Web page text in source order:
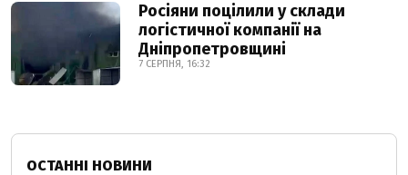
Росіяни поцілили у склади
логістичної компанії на
Дніпропетровщині
7 СЕРПНЯ, 16:32
ОСТАННІ НОВИНИ